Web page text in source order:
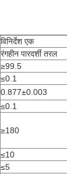
विनिर्देश एक
रंगहीन पारदर्शी तरल
≥99.5
≤0.1
0.877±0.003
≤0.1
≥180
≤10
≤5